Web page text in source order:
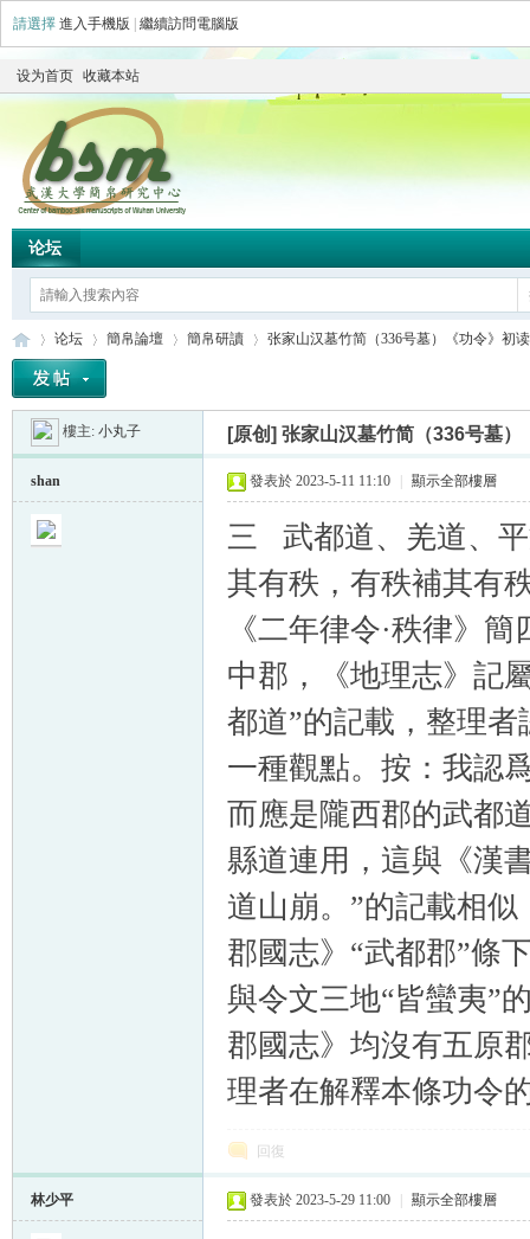
請選擇 進入手機版 繼續訪問電腦版
设为首页 收藏本站
论坛
»
论坛
›
簡帛論壇 簡帛研讀
›
张家山汉墓竹简（336号墓）《功令》初
樓主: 小丸子 [原创] 张家山汉墓竹简（336号墓）
shan 發表於 2023-5-11 11:10 顯示全部樓層
三 武都道、羌道、
其有秩，有秩補其有
《二年律令·秩律》
中郡，《地理志》記
都道”的記載，整理
一種觀點。按：我認
而應是隴西郡的武都
縣道連用，這與《漢
道山崩。”的記載相
郡國志》“武都郡”條
與令文三地“皆蠻夷”
郡國志》均沒有五原
理者在解釋本條功令
回復
林少平 發表於 2023-5-29 11:00 顯示全部樓層